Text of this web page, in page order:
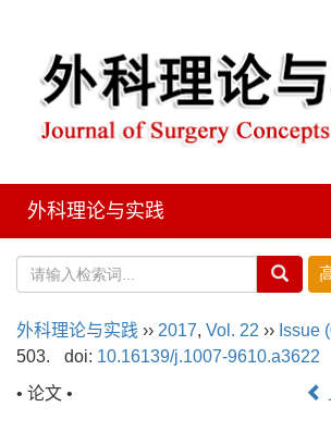
外科理论与实践
外科理论与实践 ›› 2017, Vol. 22 ›› Issue
503.
doi: 10.16139/j.1007-9610.a3622
• 论文 •